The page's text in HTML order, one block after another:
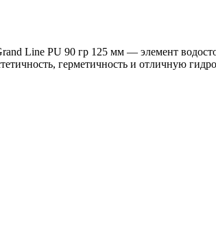
Line PU 90 гр 125 мм — элемент
герметичность и отличную